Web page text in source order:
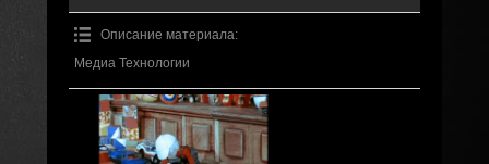
Описание материала:
Медиа Технологии